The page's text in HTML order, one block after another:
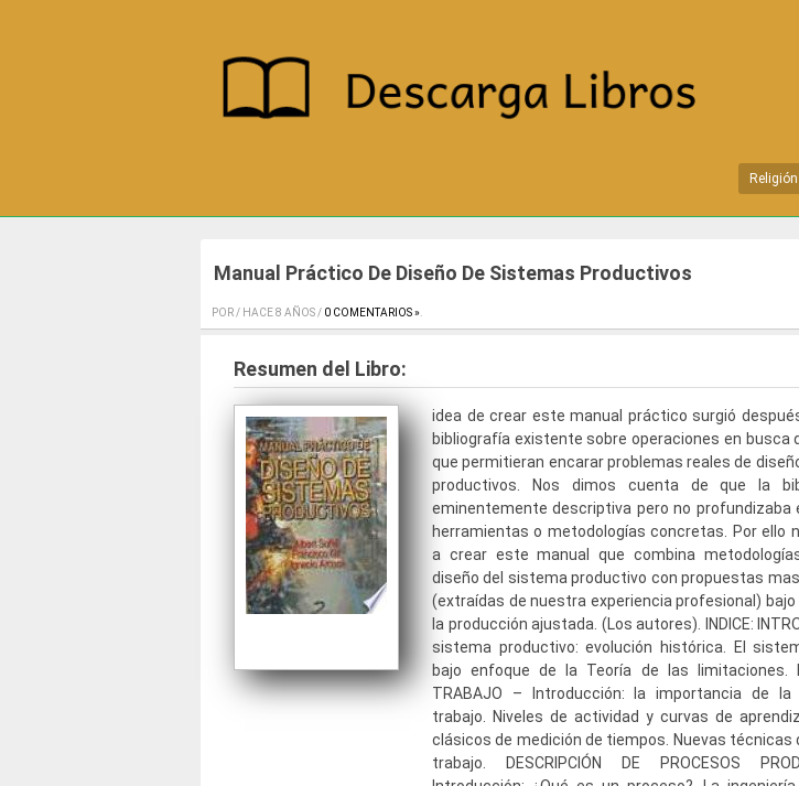
Religión
Manual Práctico De Diseño De Sistemas Productivos
POR / HACE 8 AÑOS / 0 COMENTARIOS »
Resumen del Libro:
idea de crear este manual práctico surgió
bibliografía existente sobre operaciones en busca
que permitieran encarar problemas reales de
productivos. Nos dimos cuenta de que la
eminentemente descriptiva pero no profundizaba
herramientas o metodologías concretas. Por ello
a crear este manual que combina
diseño del sistema productivo con propuestas
(extraídas de nuestra experiencia profesional) bajo
la producción ajustada. (Los autores). INDICE:
sistema productivo: evolución histórica. El
bajo enfoque de la Teoría de las limitaciones.
TRABAJO – Introducción: la importancia de la
trabajo. Niveles de actividad y curvas de
clásicos de medición de tiempos. Nuevas técnicas
trabajo. DESCRIPCIÓN DE PROCESOS